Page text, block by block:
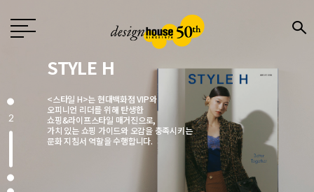
Design
월간 〈디자인〉은 1976년 창간한
국내 유일의 디자인 전문지로
전문 디자이너와 기업,
크리에이터에게 영감을 주는 매거진입니다.
매월 디자인, 문화, 예술, 건축 분야에서
주목해야 할 이슈를 엄선해